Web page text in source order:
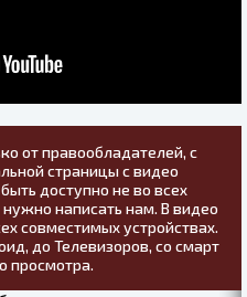
от правообладателей, с
страницы с видео
доступно не во всех
написать нам. В видео
совместимых устройствах.
до Телевизоров, со смарт
просмотра.